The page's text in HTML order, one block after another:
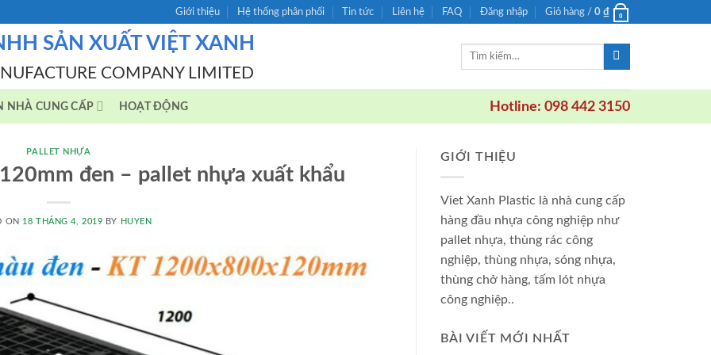
Giới thiệu Hệ thống phân phối Tin tức Liên hệ FAQ Đăng nhập Giỏ hàng / 0 ₫ 0
SẢN XUẤT VIỆT XANH
COMPANY LIMITED
Tìm
NHÀ CUNG CẤP HOẠT ĐỘNG Hotline: 098 442 3150
PALLET NHỰA
đen – pallet nhựa xuất khẩu
ON 18 THÁNG 4, 2019 BY HUYEN
GIỚI THIỆU
Viet Xanh Plastic là nhà cung cấp
hàng đầu nhựa công nghiệp như
pallet nhựa, thùng rác công
nghiệp, thùng nhựa, sóng nhựa,
thùng chở hàng, tấm lót nhựa
công nghiệp..
BÀI VIẾT MỚI NHẤT